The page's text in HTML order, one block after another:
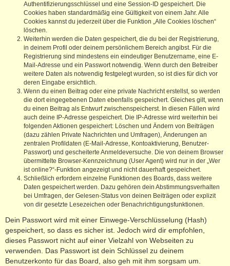
Authentifizierungsschlüssel und eine Session-ID gespeichert. Die
Cookies haben standardmäßig eine Gültigkeit von einem Jahr. Alle
Cookies kannst du jederzeit über die Funktion „Alle Cookies löschen“
löschen.
Weiterhin werden die Daten gespeichert, die du bei der Registrierung,
in deinem Profil oder deinem persönlichem Bereich angibst. Für die
Registrierung sind mindestens ein eindeutiger Benutzername, eine E-
Mail-Adresse und ein Passwort notwendig. Wenn durch den Betreiber
weitere Daten als notwendig festgelegt wurden, so ist dies für dich vor
deren Eingabe ersichtlich.
Wenn du einen Beitrag oder eine private Nachricht erstellst, so werden
die dort eingegebenen Daten ebenfalls gespeichert. Gleiches gilt, wenn
du einen Beitrag als Entwurf zwischenspeicherst. In diesen Fällen wird
auch deine IP-Adresse gespeichert. Die IP-Adresse wird weiterhin bei
folgenden Aktionen gespeichert: Löschen und Ändern von Beiträgen
(dazu zählen Private Nachrichten und Umfragen), Änderungen an
zentralen Profildaten (E-Mail-Adresse, Kontoaktivierung, Benutzer-
Passwort) und gescheiterte Anmeldeversuche. Die von deinem Browser
übermittelte Browser-Kennzeichnung (User Agent) wird nur in der „Wer
ist online?“-Funktion angezeigt und nicht dauerhaft gespeichert.
Schließlich erfordern einzelne Funktionen des Boards, dass weitere
Daten gespeichert werden. Dazu gehören dein Abstimmungsverhalten
bei Umfragen, der Gelesen-Status von deinen Beiträgen oder explizit
von dir gesetzte Lesezeichen oder Benachrichtigungsfunktionen.
Dein Passwort wird mit einer Einwege-Verschlüsselung (Hash)
gespeichert, so dass es sicher ist. Jedoch wird dir empfohlen,
dieses Passwort nicht auf einer Vielzahl von Webseiten zu
verwenden. Das Passwort ist dein Schlüssel zu deinem
Benutzerkonto für das Board, also geh mit ihm sorgsam um.